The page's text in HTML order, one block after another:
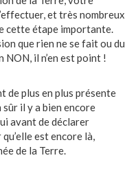
et très nombreux
cette étape importante.
que rien ne se fait ou du
NON, il n’en est point !
de plus en plus présente
il y a bien encore
avant de déclarer
est encore là,
de la Terre.